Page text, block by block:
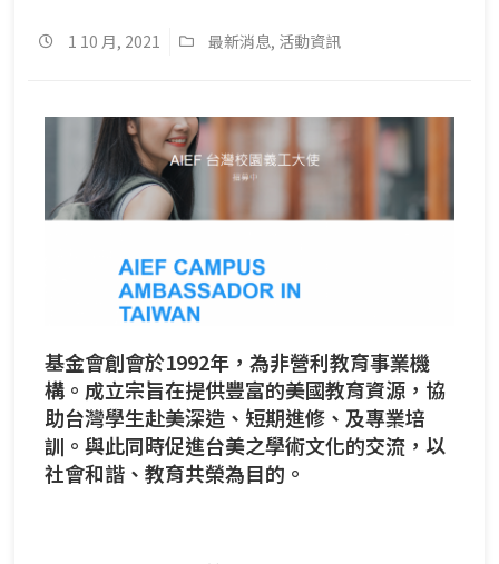
1 10 月, 2021 最新消息, 活動資訊
基金會創會於1992年，為非營利教育事業機
構。成立宗旨在提供豐富的美國教育資源，協
助台灣學生赴美深造、短期進修、及專業培
訓。與此同時促進台美之學術文化的交流，以
社會和諧、教育共榮為目的。